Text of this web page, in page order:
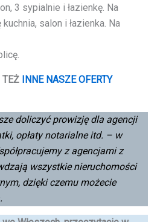
3 sypialnie i łazienkę. Na
salon i łazienka. Na
TEŻ INNE NASZE OFERTY
doliczyć prowizję dla agencji
opłaty notarialne itd. – w
z agencjami z
wszystkie nieruchomości
dzięki czemu możecie